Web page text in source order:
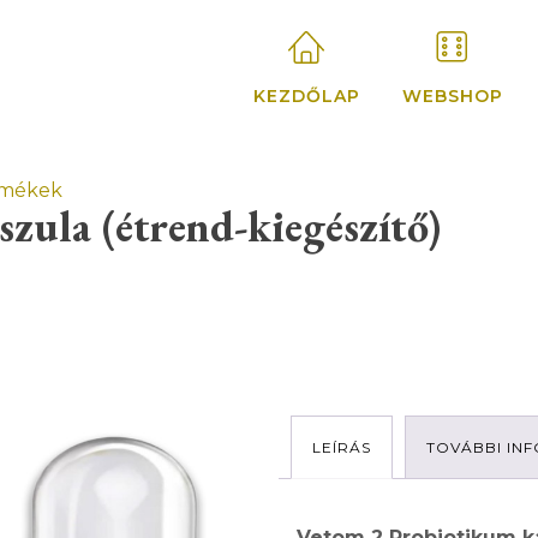
KEZDŐLAP WEBSHOP
ÉS FÜRDŐTERÁPIA
(étrend-kiegészítő)
LEÍRÁS TOVÁBBI